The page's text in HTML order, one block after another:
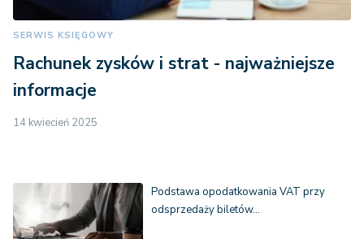
SERWIS KSIĘGOWY
Rachunek zysków i strat - najważniejsze
informacje
14 kwiecień 2025
Podstawa opodatkowania VAT przy
odsprzedaży biletów…